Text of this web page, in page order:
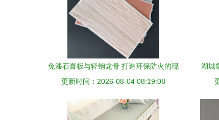
免漆石膏板与轻钢龙骨 打造环保防火的现
代室内装饰方案
更新时间：2026-08-04 08:19:08
湖城